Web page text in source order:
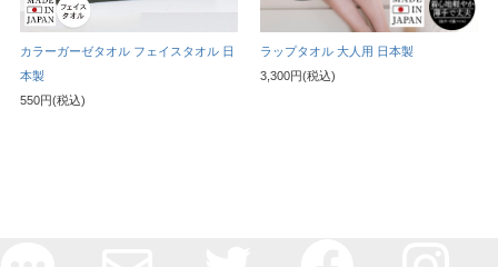
カラーガーゼタオル フェイスタオル 日
本製
550円(税込)
ラップタオル 大人用 日本製
3,300円(税込)